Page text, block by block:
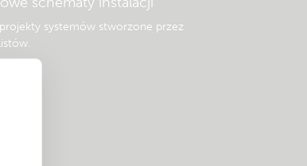
systemów stworzone przez